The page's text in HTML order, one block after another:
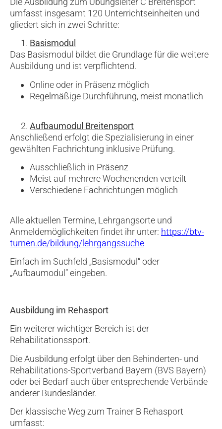
umfasst insgesamt 120 Unterrichtseinheiten und
gliedert sich in zwei Schritte:
Basismodul
Das Basismodul bildet die Grundlage für die weitere
Ausbildung und ist verpflichtend.
Online oder in Präsenz möglich
Regelmäßige Durchführung, meist monatlich
Aufbaumodul Breitensport
Anschließend erfolgt die Spezialisierung in einer
gewählten Fachrichtung inklusive Prüfung.
Ausschließlich in Präsenz
Meist auf mehrere Wochenenden verteilt
Verschiedene Fachrichtungen möglich
Alle aktuellen Termine, Lehrgangsorte und
Anmeldemöglichkeiten findet ihr unter: https://btv-
turnen.de/bildung/lehrgangssuche
Einfach im Suchfeld „Basismodul“ oder
„Aufbaumodul“ eingeben.
Ausbildung im Rehasport
Ein weiterer wichtiger Bereich ist der
Rehabilitationssport.
Die Ausbildung erfolgt über den Behinderten- und
Rehabilitations-Sportverband Bayern (BVS Bayern)
oder bei Bedarf auch über entsprechende Verbände
anderer Bundesländer.
Der klassische Weg zum Trainer B Rehasport
umfasst: